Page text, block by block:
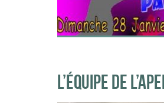
L’ÉQUIPE DE